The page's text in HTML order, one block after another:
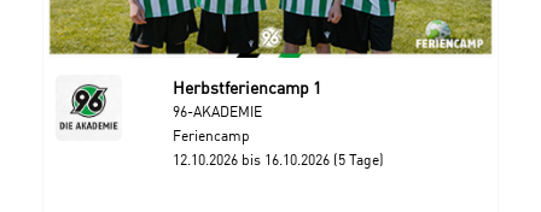
Herbstferiencamp 1
96-AKADEMIE
Feriencamp
12.10.2026 bis 16.10.2026 (5 Tage)